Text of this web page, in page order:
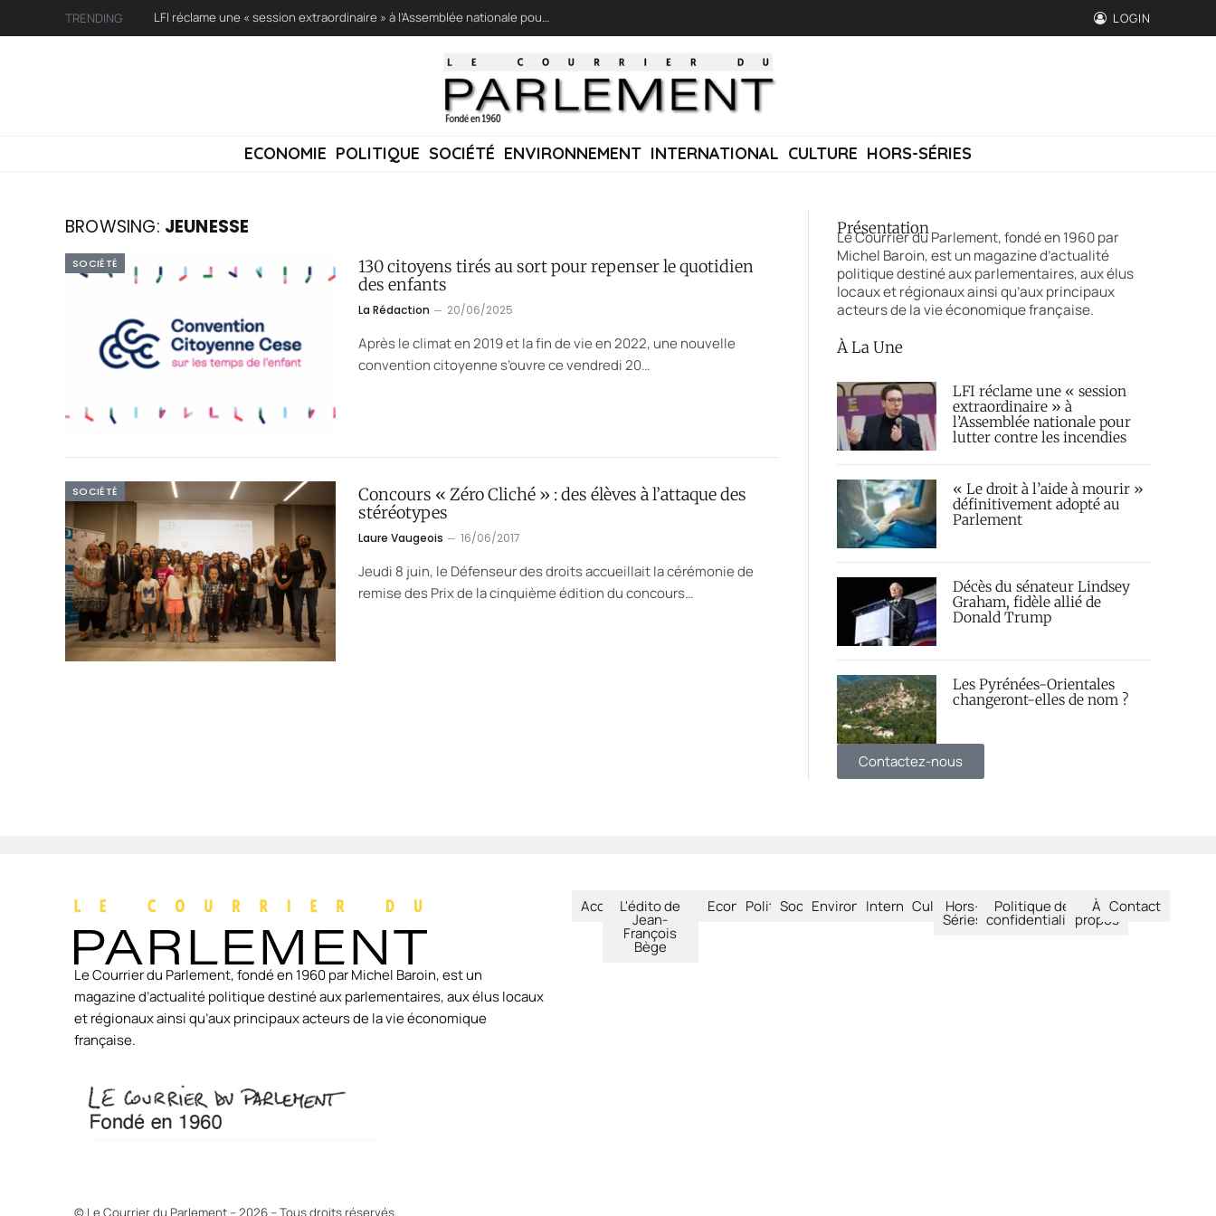
TRENDING LFI réclame une « session extraordinaire » à l’Assemblée nationale pour lutter contre les incendies LOGIN
ECONOMIE POLITIQUE SOCIÉTÉ ENVIRONNEMENT INTERNATIONAL CULTURE HORS-SÉRIES
BROWSING: JEUNESSE
SOCIÉTÉ
130 citoyens tirés au sort pour repenser le quotidien
des enfants
La Rédaction 20/06/2025
Après le climat en 2019 et la fin de vie en 2022, une nouvelle
convention citoyenne s’ouvre ce vendredi 20…
SOCIÉTÉ
Concours « Zéro Cliché » : des élèves à l’attaque des
stéréotypes
Laure Vaugeois 16/06/2017
Jeudi 8 juin, le Défenseur des droits accueillait la cérémonie de
remise des Prix de la cinquième édition du concours…
Présentation
Le Courrier du Parlement, fondé en 1960 par
Michel Baroin, est un magazine d’actualité
politique destiné aux parlementaires, aux élus
locaux et régionaux ainsi qu’aux principaux
acteurs de la vie économique française.
À La Une
LFI réclame une « session
extraordinaire » à
l’Assemblée nationale pour
lutter contre les incendies
« Le droit à l’aide à mourir »
définitivement adopté au
Parlement
Décès du sénateur Lindsey
Graham, fidèle allié de
Donald Trump
Les Pyrénées-Orientales
changeront-elles de nom ?
Contactez-nous
Le Courrier du Parlement, fondé en 1960 par Michel Baroin, est un
magazine d’actualité politique destiné aux parlementaires, aux élus locaux
et régionaux ainsi qu’aux principaux acteurs de la vie économique
française.
AccueilL'édito de
Jean-
François
Bège
EconomiePolitiqueSociétéEnvironnementInternational
CultureHors-
Séries
Politique de
confidentialité
À
propos
Contact
© Le Courrier du Parlement – 2026 – Tous droits réservés.